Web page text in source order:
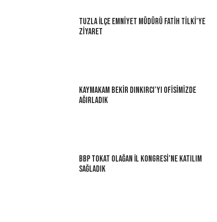
Tuzla İlçe Emniyet Müdürü Fatih Tilki’ye
Ziyaret
Kaymakam Bekir Dınkırcı’yı Ofisimizde
Ağırladık
BBP Tokat Olağan İl Kongresi’ne Katılım
Sağladık